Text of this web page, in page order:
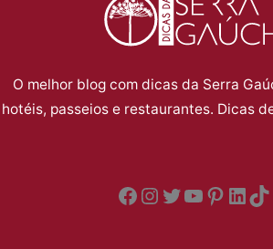
O melhor blog com dicas da Serra
hotéis, passeios e restaurantes. Dicas
Facebook
Instagram
Twitter
YouTube